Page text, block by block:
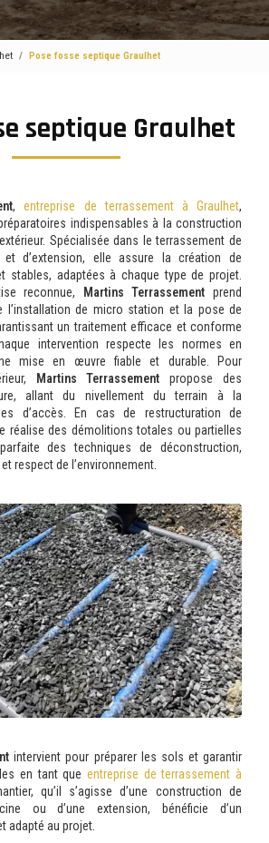
Pose fosse septique Graulhet
septique Graulhet
,entreprise de terrassement à Graulhet,
indispensables à la construction
Spécialisée dans le terrassement de
d’extension, elle assure la création de
stables, adaptées à chaque type de projet.
reconnue, Martins Terrassement prend
l’installation de micro station et la pose de
un traitement efficace et conforme
intervention respecte les normes en
mise en œuvre fiable et durable. Pour
Martins Terrassement propose des
allant du nivellement du terrain à la
d’accès. En cas de restructuration de
réalise des démolitions totales ou partielles
des techniques de déconstruction,
respect de l’environnement.
intervient pour préparer les sols et garantir
en tant que entreprise de terrassement à
qu’il s’agisse d’une construction de
ou d’une extension, bénéficie d’un
adapté au projet.